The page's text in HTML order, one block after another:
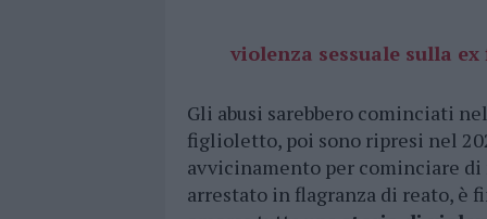
violenza sessuale sulla
Gli abusi sarebbero cominciati
figlioletto, poi sono ripresi nel
avvicinamento per cominciare di
arrestato in flagranza di reato, è